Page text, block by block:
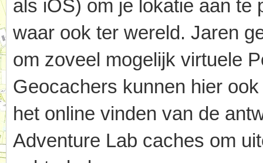
als iOS) om je lokatie aan te
waar ook ter wereld. Jaren
om zoveel mogelijk virtuele
Geocachers kunnen hier
het online vinden van de
Adventure Lab caches om